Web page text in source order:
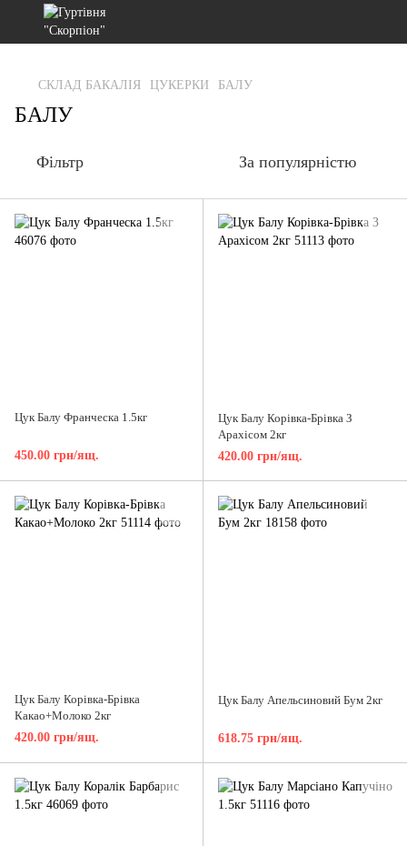
gtag('js', new Date()); gtag('config', 'G-RFXCKGNRF7');
СКЛАД БАКАЛІЯ ЦУКЕРКИ БАЛУ
БАЛУ
Фільтр За популярністю
Цук Балу Франческа 1.5кг
450.00 грн/ящ.
Цук Балу Корівка-Брівка З
Арахісом 2кг
420.00 грн/ящ.
Цук Балу Корівка-Брівка
Какао+Молоко 2кг
420.00 грн/ящ.
Цук Балу Апельсиновий Бум 2кг
618.75 грн/ящ.